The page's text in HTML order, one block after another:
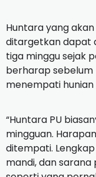
Huntara yang
ditargetkan dapat
tiga minggu sejak
berharap
menempati
“Huntara PU
mingguan.
ditempati.
mandi, dan sarana